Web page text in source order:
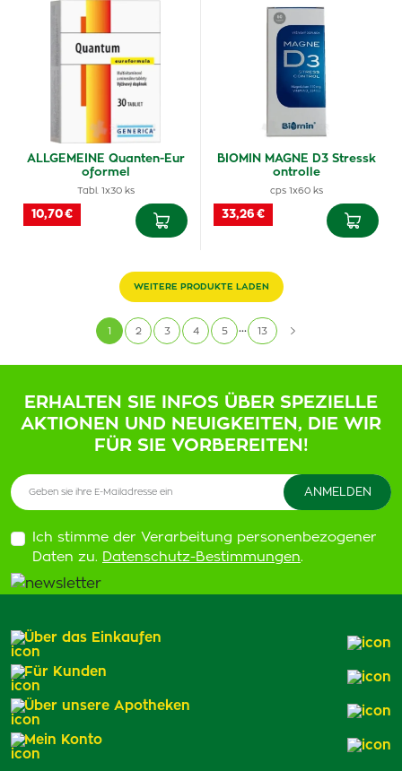
ALLGEMEINE Quanten-Eur
oformel
Tabl. 1x30 ks
10,70 €
BIOMIN MAGNE D3 Stressk
ontrolle
cps 1x60 ks
33,26 €
WEITERE PRODUKTE LADEN
1 2 3 4 5 ... 13
ERHALTEN SIE INFOS ÜBER SPEZIELLE
AKTIONEN UND NEUIGKEITEN, DIE WIR
FÜR SIE VORBEREITEN!
Ich stimme der Verarbeitung personenbezogener
Daten zu. Datenschutz-Bestimmungen.
Über das Einkaufen
Für Kunden
Über unsere Apotheken
Mein Konto